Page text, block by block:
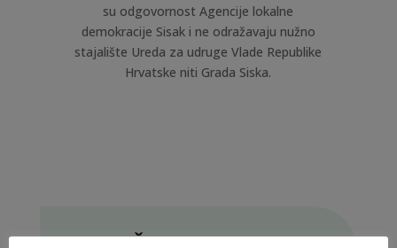
su odgovornost Agencije lokalne
demokracije Sisak i ne odražavaju nužno
stajalište Ureda za udruge Vlade Republike
Hrvatske niti Grada Siska.
PRETRAŽI STRANICU